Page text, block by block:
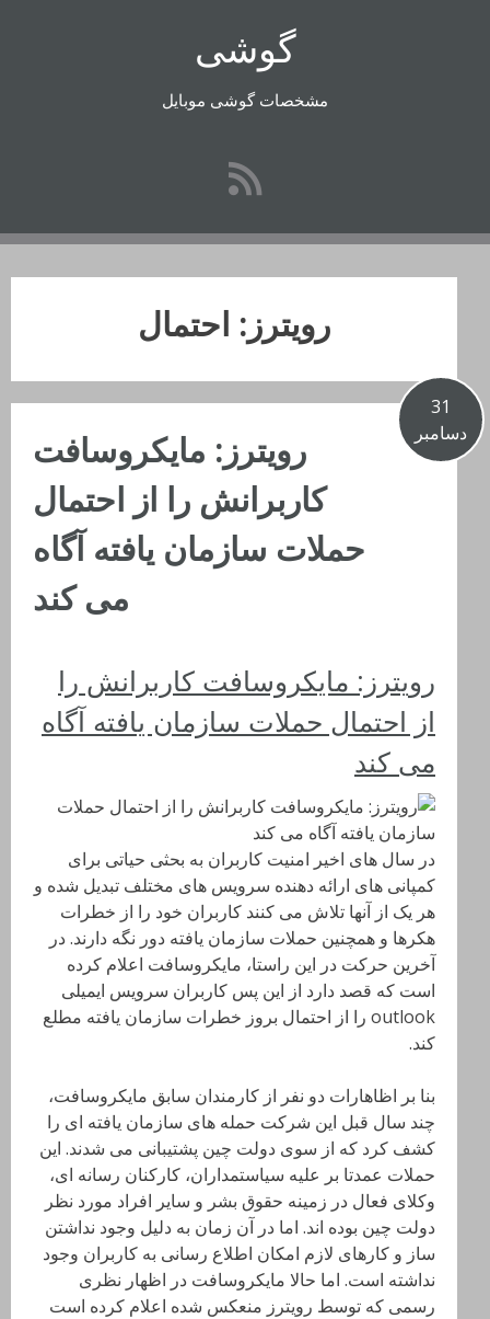
گوشی
مشخصات گوشی موبایل
رویترز: احتمال
31
دسامبر
رویترز: مایکروسافت
کاربرانش را از احتمال
حملات سازمان یافته آگاه
می کند
رویترز: مایکروسافت کاربرانش را
از احتمال حملات سازمان یافته آگاه
می کند
در سال های اخیر امنیت کاربران به بحثی حیاتی برای
کمپانی های ارائه دهنده سرویس های مختلف تبدیل شده و
هر یک از آنها تلاش می کنند کاربران خود را از خطرات
هکرها و همچنین حملات سازمان یافته دور نگه دارند. در
آخرین حرکت در این راستا، مایکروسافت اعلام کرده
است که قصد دارد از این پس کاربران سرویس ایمیلی
outlook را از احتمال بروز خطرات سازمان یافته مطلع
کند.
بنا بر اظاهارات دو نفر از کارمندان سابق مایکروسافت،
چند سال قبل این شرکت حمله های سازمان یافته ای را
کشف کرد که از سوی دولت چین پشتیبانی می شدند. این
حملات عمدتا بر علیه سیاستمداران، کارکنان رسانه ای،
وکلای فعال در زمینه حقوق بشر و سایر افراد مورد نظر
دولت چین بوده اند. اما در آن زمان به دلیل وجود نداشتن
ساز و کارهای لازم امکان اطلاع رسانی به کاربران وجود
نداشته است. اما حالا مایکروسافت در اظهار نظری
رسمی که توسط رویترز منعکس شده اعلام کرده است